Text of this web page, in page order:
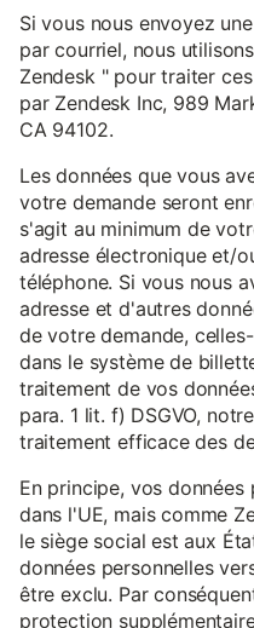
Si vous nous envoyez
par courriel, nous
Zendesk " pour traiter
par Zendesk Inc, 989
CA 94102.
Les données que vous
votre demande seront
s'agit au minimum de
adresse électronique et/
téléphone. Si vous nous
adresse et d'autres
de votre demande,
dans le système de
traitement de vos
para. 1 lit. f) DSGVO,
traitement efficace des
En principe, vos
dans l'UE, mais comme
le siège social est aux
données personnelles
être exclu. Par
protection